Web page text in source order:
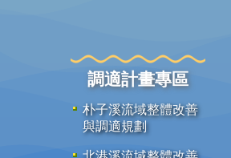
調適計畫專區
朴子溪流域整體改善
與調適規劃